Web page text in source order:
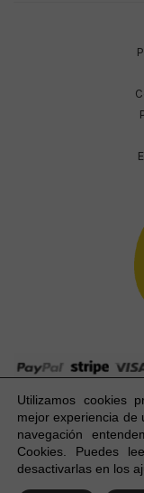
Happy Party
Utilizamos cookies
mejor experiencia de
navegación
Cookies. Puedes
desactivarlas en los